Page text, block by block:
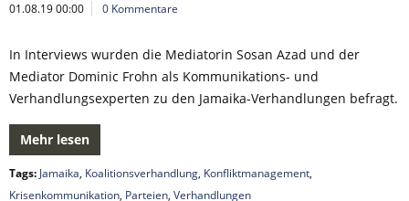
01.08.19 00:00 0 Kommentare
In Interviews wurden die Mediatorin Sosan Azad und der
Mediator Dominic Frohn als Kommunikations- und
Verhandlungsexperten zu den Jamaika-Verhandlungen befragt.
Mehr lesen
Tags: Jamaika, Koalitionsverhandlung, Konfliktmanagement,
Krisenkommunikation, Parteien, Verhandlungen